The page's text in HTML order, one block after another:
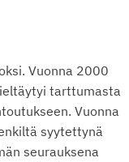
Vuonna 2000
tarttumasta
Vuonna
syytettynä
seurauksena